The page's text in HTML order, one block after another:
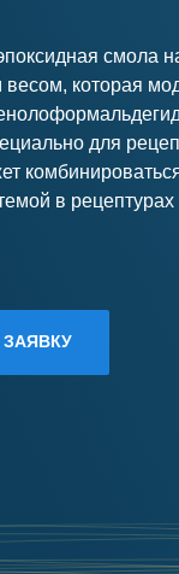
смола
которая
для
в